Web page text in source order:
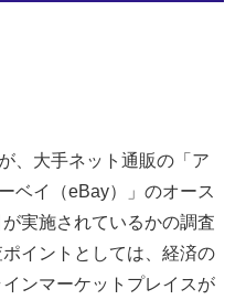
、大手ネット通販の「ア
ベイ（eBay）」のオース
実施されているかの調査
イントとしては、経済の
ンマーケットプレイスが